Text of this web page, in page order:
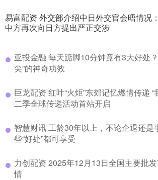
易富配资 外交部介绍中日外交官会晤情况：
中方再次向日方提出严正交涉
亚投金融 每天踮脚10分钟竟有3大好处
尖”的神奇功效
巨龙配资 红叶“火炬”东郊记忆燃情传递
二季全球传递活动首站开启
智慧财讯 工龄30年以上，不论企退还是
些“好处”都可享受
力创配资 2025年12月13日全国主要批
情